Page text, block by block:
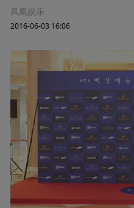
凤凰娱乐
2016-06-03 16:06